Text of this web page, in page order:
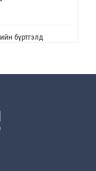
бүртгэлд